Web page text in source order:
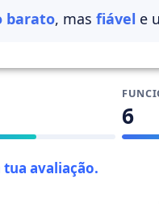
barato, mas fiável e
6
tua avaliação.